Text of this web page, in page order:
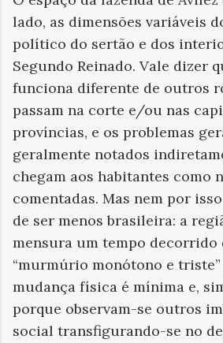
lado, as dimensões variáveis
político do sertão e dos
Segundo Reinado. Vale dizer
funciona diferente de outros
passam na corte e/ou nas
províncias, e os problemas
geralmente notados
chegam aos habitantes como
comentadas. Mas nem por
de ser menos brasileira: a
mensura um tempo decorrido
“murmúrio monótono e
mudança física é mínima e,
porque observam-se outros
social transfigurando-se no